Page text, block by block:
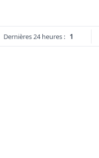
Dernières 24 heures : 1